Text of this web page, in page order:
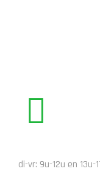
di-vr: 9u-12u en 13u-